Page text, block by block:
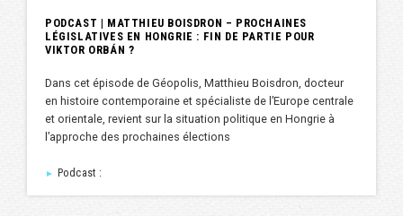
PODCAST | MATTHIEU BOISDRON – PROCHAINES
LÉGISLATIVES EN HONGRIE : FIN DE PARTIE POUR
VIKTOR ORBÁN ?
Dans cet épisode de Géopolis, Matthieu Boisdron, docteur
en histoire contemporaine et spécialiste de l’Europe centrale
et orientale, revient sur la situation politique en Hongrie à
l’approche des prochaines élections
► Podcast :